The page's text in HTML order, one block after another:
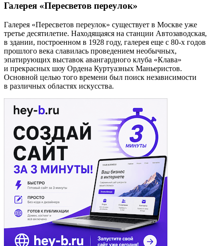
Галерея «Пересветов переулок»
Галерея «Пересветов переулок» существует в Москве уже
третье десятилетие. Находящаяся на станции Автозаводская,
в здании, построенном в 1928 году, галерея еще с 80-х годов
прошлого века славилась проведением необычных,
эпатирующих выставок авангардного клуба «Клава»
и прекрасных шоу Ордена Куртуазных Маньеристов.
Основной целью того времени был поиск независимости
в различных областях искусства.